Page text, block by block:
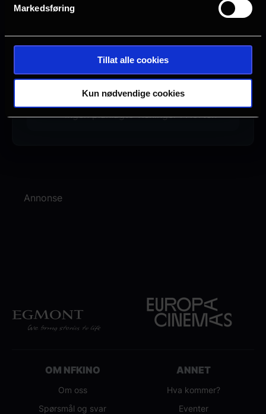
Markedsføring
Tillat alle cookies
Kun nødvendige cookies
May 2026. Det er for øyeblikket
ingen planlagte visninger i Horten
Annonse
OM NFKINO
Om oss
Spørsmål og svar
ANNET
Hva kommer?
Eventer